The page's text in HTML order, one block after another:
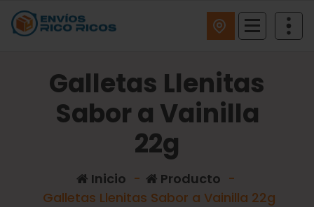
Galletas Llenitas
Sabor a Vainilla
22g
Inicio - Producto -
Galletas Llenitas Sabor a Vainilla 22g